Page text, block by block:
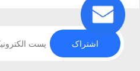
اشتراک